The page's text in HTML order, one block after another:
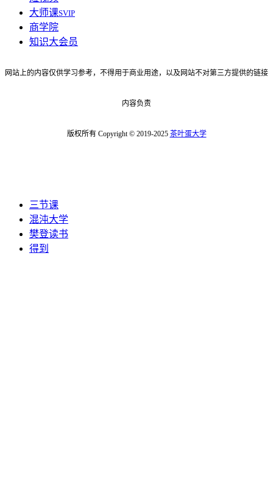
大师课SVIP
商学院
知识大会员
网站上的内容仅供学习参考，不得用于商业用途，以及网站不对第三方提供的链接
内容负责
版权所有 Copyright © 2019-2025 茶叶蛋大学
三节课
混沌大学
樊登读书
得到